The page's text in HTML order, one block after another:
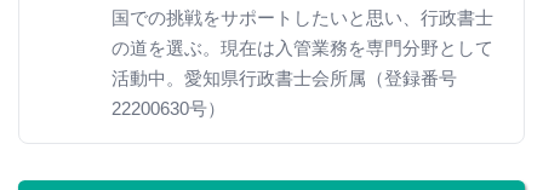
国での挑戦をサポートしたいと思い、行政書士
の道を選ぶ。現在は入管業務を専門分野として
活動中。愛知県行政書士会所属（登録番号
22200630号）